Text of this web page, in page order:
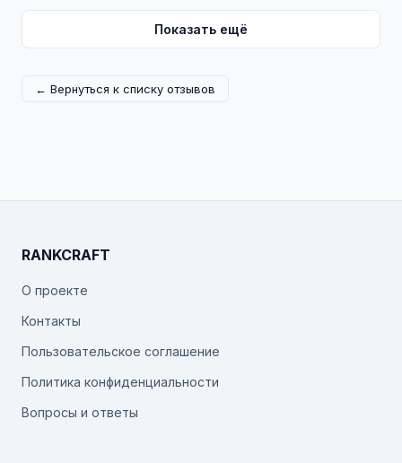
Показать ещё
← Вернуться к списку отзывов
RANKCRAFT
О проекте
Контакты
Пользовательское соглашение
Политика конфиденциальности
Вопросы и ответы